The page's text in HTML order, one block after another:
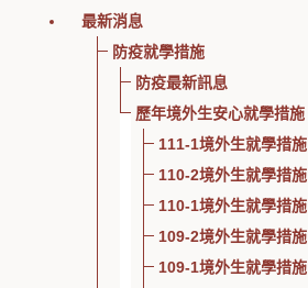
最新消息
防疫就學措施
防疫最新訊息
歷年境外生安心就學措施
111-1境外生就學措施
110-2境外生就學措施
110-1境外生就學措施
109-2境外生就學措施
109-1境外生就學措施